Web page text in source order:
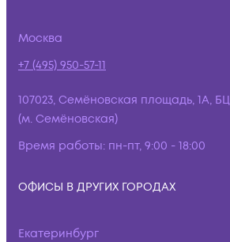
Москва
+7 (495) 950-57-11
107023, Семёновская площадь, 1А,
(м. Семёновская)
Время работы: пн-пт, 9:00 - 18:00
ОФИСЫ В ДРУГИХ ГОРОДАХ
Екатеринбург